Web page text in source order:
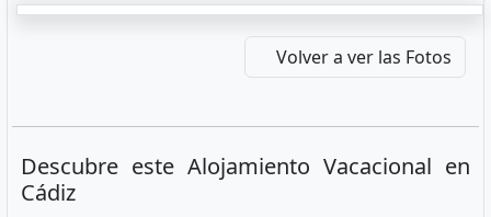
Volver a ver las Fotos
Descubre este Alojamiento Vacacional en
Cádiz